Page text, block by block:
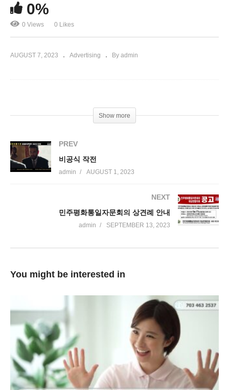
0%
0 Views 0 Likes
AUGUST 7, 2023 Advertising By admin
Show more
PREV
비공식 작전
admin AUGUST 1, 2023
NEXT
민주평화통일자문회의 상견례 안내
admin SEPTEMBER 13, 2023
You might be interested in